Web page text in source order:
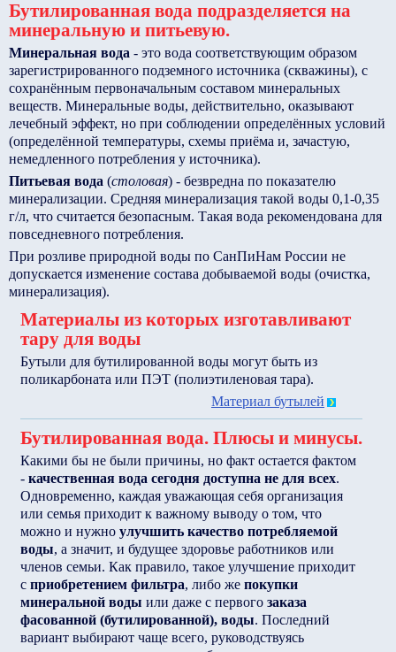
Бутилированная вода подразделяется на
минеральную и питьевую.
Минеральная вода - это вода соответствующим образом
зарегистрированного подземного источника (скважины), с
сохранённым первоначальным составом минеральных
веществ. Минеральные воды, действительно, оказывают
лечебный эффект, но при соблюдении определённых условий
(определённой температуры, схемы приёма и, зачастую,
немедленного потребления у источника).
Питьевая вода (столовая) - безвредна по показателю
минерализации. Средняя минерализация такой воды 0,1-0,35
г/л, что считается безопасным. Такая вода рекомендована для
повседневного потребления.
При розливе природной воды по СанПиНам России не
допускается изменение состава добываемой воды (очистка,
минерализация).
Материалы из которых изготавливают
тару для воды
Бутыли для бутилированной воды могут быть из
поликарбоната или ПЭТ (полиэтиленовая тара).
Материал бутылей
Бутилированная вода. Плюсы и минусы.
Какими бы не были причины, но факт остается фактом
- качественная вода сегодня доступна не для всех.
Одновременно, каждая уважающая себя организация
или семья приходит к важному выводу о том, что
можно и нужно улучшить качество потребляемой
воды, а значит, и будущее здоровье работников или
членов семьи. Как правило, такое улучшение приходит
с приобретением фильтра, либо же покупки
минеральной воды или даже с первого заказа
фасованной (бутилированной), воды. Последний
вариант выбирают чаще всего, руководствуясь